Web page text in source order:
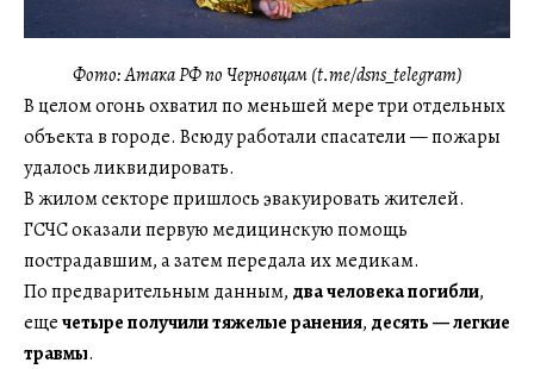
Фото: Атака РФ по Черновцам (t.me/dsns_telegram)
В целом огонь охватил по меньшей мере три отдельных
объекта в городе. Всюду работали спасатели — пожары
удалось ликвидировать.
В жилом секторе пришлось эвакуировать жителей.
ГСЧС оказали первую медицинскую помощь
пострадавшим, а затем передала их медикам.
По предварительным данным, два человека погибли,
ещечетыре получили тяжелые ранения, десять — легкие
травмы.